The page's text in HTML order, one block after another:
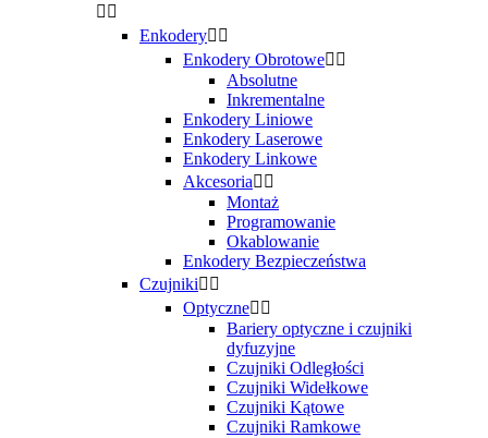
 
Enkodery 
Enkodery Obrotowe 
Absolutne
Inkrementalne
Enkodery Liniowe
Enkodery Laserowe
Enkodery Linkowe
Akcesoria 
Montaż
Programowanie
Okablowanie
Enkodery Bezpieczeństwa
Czujniki 
Optyczne 
Bariery optyczne i czujniki
dyfuzyjne
Czujniki Odległości
Czujniki Widełkowe
Czujniki Kątowe
Czujniki Ramkowe